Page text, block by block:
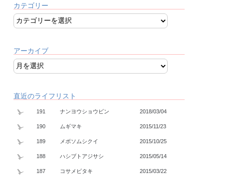
カテゴリー
アーカイブ
直近のライフリスト
191 ナンヨウショウビン 2018/03/04
190 ムギマキ 2015/11/23
189 メボソムシクイ 2015/10/25
188 ハシブトアジサシ 2015/05/14
187 コサメビタキ 2015/03/22